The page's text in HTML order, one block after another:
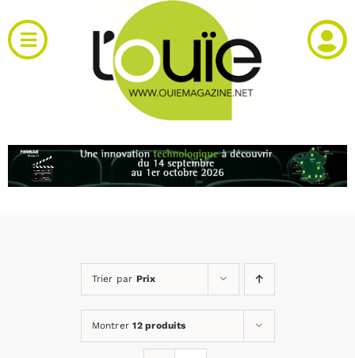
au
contenu
Toggle
Navigation
RH et emploi
Trier par Prix
Montrer12 produits